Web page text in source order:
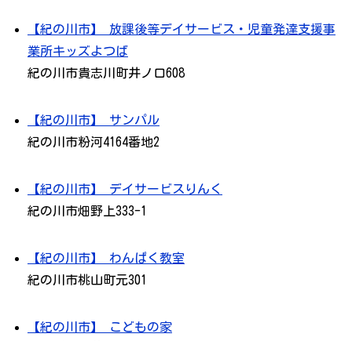
【紀の川市】 放課後等デイサービス・児童発達支援事
業所キッズよつば
紀の川市貴志川町井ノ口608
【紀の川市】 サンパル
紀の川市粉河4164番地2
【紀の川市】 デイサービスりんく
紀の川市畑野上333-1
【紀の川市】 わんぱく教室
紀の川市桃山町元301
【紀の川市】 こどもの家